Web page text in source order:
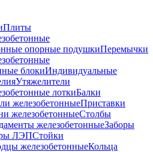
Плиты
опорные подушкиПеремычки
блокиИндивидуальные
Утяжелители
лоткиБалки
железобетонныеПриставки
железобетонныеСтолбы
железобетонныеЗаборы
ЛЭПСтойки
железобетонныеКольца